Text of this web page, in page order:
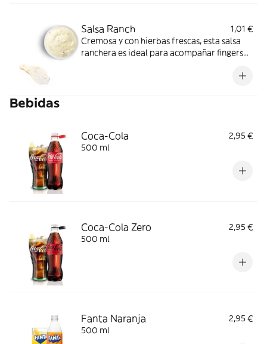
Salsa Ranch
1,01 €
Cremosa y con hierbas frescas, esta salsa
ranchera es ideal para acompañar fingers
Bebidas
Coca-Cola
2,95 €
500 ml
Coca-Cola Zero
2,95 €
500 ml
Fanta Naranja
2,95 €
500 ml